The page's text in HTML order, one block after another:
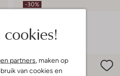
cookies!
partners, maken op
van cookies en
-30%
Lage sneakers
€ 64,95 € 44,95